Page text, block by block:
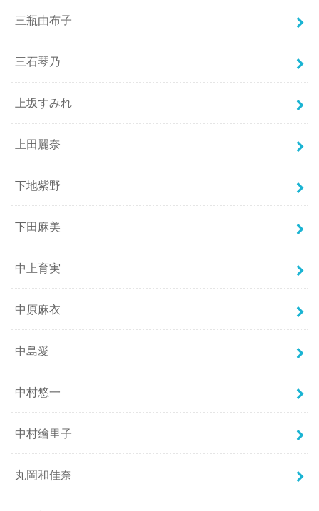
三瓶由布子
三石琴乃
上坂すみれ
上田麗奈
下地紫野
下田麻美
中上育実
中原麻衣
中島愛
中村悠一
中村繪里子
丸岡和佳奈